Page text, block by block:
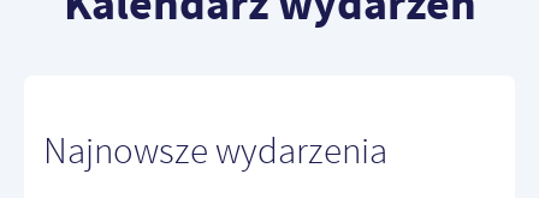
Najnowsze wydarzenia